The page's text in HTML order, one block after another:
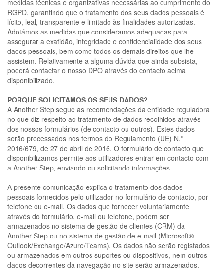
medidas técnicas e organizativas necessárias ao cumprimento do
RGPD, garantindo que o tratamento dos seus dados pessoais é
lícito, leal, transparente e limitado às finalidades autorizadas.
Adotámos as medidas que consideramos adequadas para
assegurar a exatidão, integridade e confidencialidade dos seus
dados pessoais, bem como todos os demais direitos que lhe
assistem. Relativamente a alguma dúvida que ainda subsista,
poderá contactar o nosso DPO através do contacto acima
disponibilizado.
PORQUE SOLICITAMOS OS SEUS DADOS?
A Another Step segue as recomendações da entidade reguladora
no que diz respeito ao tratamento de dados recolhidos através
dos nossos formulários (de contacto ou outros). Estes dados
serão processados nos termos do Regulamento (UE) N.º
2016/679, de 27 de abril de 2016. O formulário de contacto que
disponibilizamos permite aos utilizadores entrar em contacto com
a Another Step, enviando ou solicitando informações.
A presente comunicação explica o tratamento dos dados
pessoais fornecidos pelo utilizador no formulário de contacto, por
telefone ou e-mail. Os dados que fornecer voluntariamente
através do formulário, e-mail ou telefone, podem ser
armazenados no sistema de gestão de clientes (CRM) da
Another Step ou no sistema de gestão de e-mail (Microsoft®
Outlook/Exchange/Azure/Teams). Os dados não serão registados
ou armazenados em outros suportes ou dispositivos, nem outros
dados decorrentes da navegação no site serão armazenados.